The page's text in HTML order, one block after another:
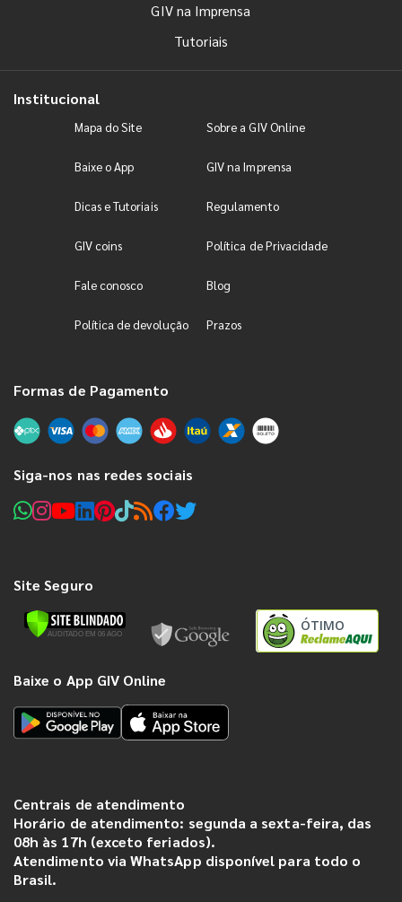
GIV na Imprensa
Tutoriais
Institucional
Mapa do Site Sobre a GIV Online
Baixe o App GIV na Imprensa
Dicas e Tutoriais Regulamento
GIV coins Política de Privacidade
Fale conosco Blog
Política de devolução Prazos
Formas de Pagamento
Siga-nos nas redes sociais
Site Seguro
ÓTIMO
Baixe o App GIV Online
Centrais de atendimento
Horário de atendimento: segunda a sexta-feira, das
08h às 17h (exceto feriados).
Atendimento via WhatsApp disponível para todo o
Brasil.